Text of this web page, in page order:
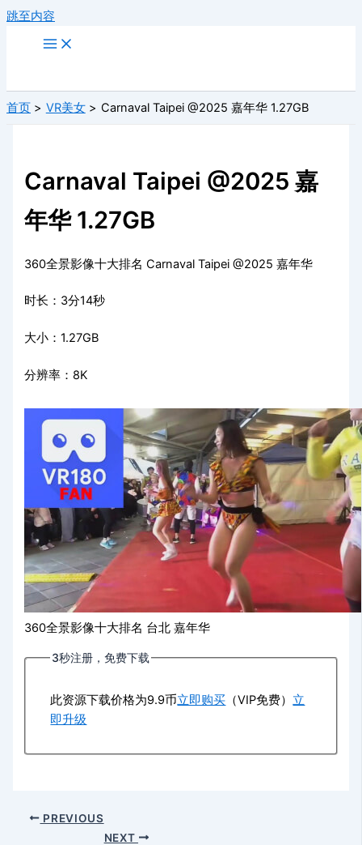
跳至内容
首页 VR美女 Carnaval Taipei @2025 嘉年华 1.27GB
Carnaval Taipei @2025 嘉
年华 1.27GB
360全景影像十大排名 Carnaval Taipei @2025 嘉年华
时长：3分14秒
大小：1.27GB
分辨率：8K
360全景影像十大排名 台北 嘉年华
3秒注册，免费下载
此资源下载价格为9.9币立即购买 （VIP免费） 立
即升级
PREVIOUS
NEXT